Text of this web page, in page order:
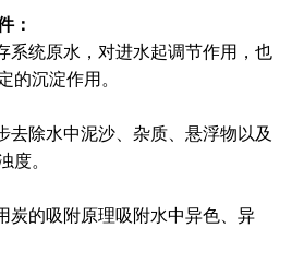
：
系统原水，对进水起调节作用，也
的沉淀作用。
去除水中泥沙、杂质、悬浮物以及
度。
炭的吸附原理吸附水中异色、异